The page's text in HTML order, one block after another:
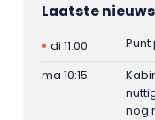
Laatste nieuws
di 11:00
ma 10:15
nog